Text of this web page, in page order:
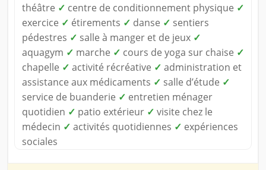
théâtre ✓ centre de conditionnement physique ✓
exercice ✓ étirements ✓ danse ✓ sentiers
pédestres ✓ salle à manger et de jeux ✓
aquagym ✓ marche ✓ cours de yoga sur chaise ✓
chapelle ✓ activité récréative ✓ administration et
assistance aux médicaments ✓ salle d’étude ✓
service de buanderie ✓ entretien ménager
quotidien ✓ patio extérieur ✓ visite chez le
médecin ✓ activités quotidiennes ✓ expériences
sociales